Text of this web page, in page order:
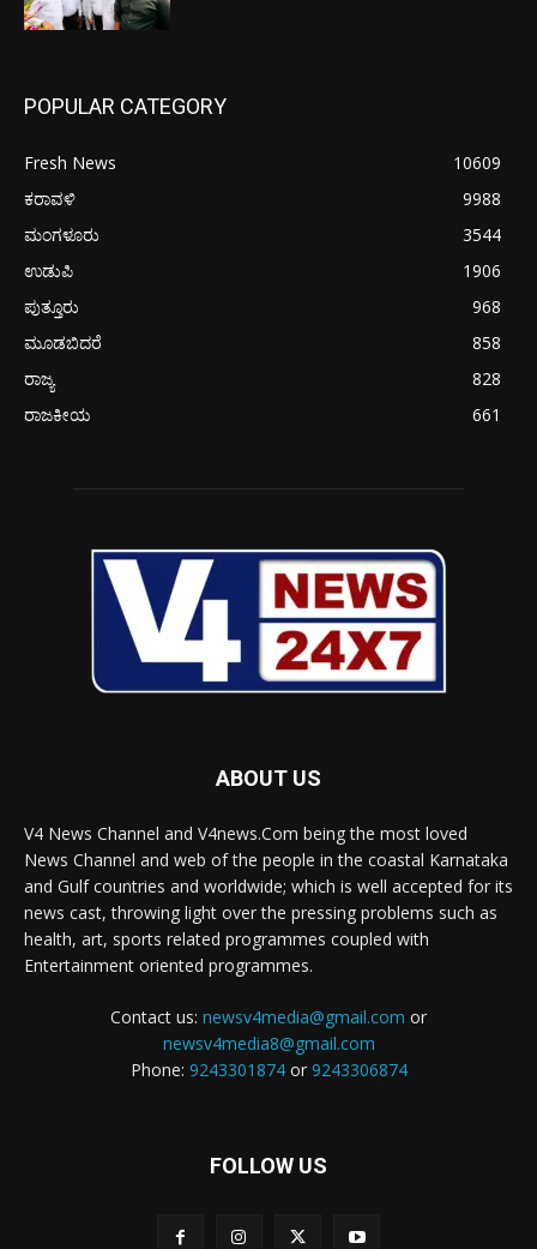
POPULAR CATEGORY
Fresh News
10609
ಕರಾವಳಿ
9988
ಮಂಗಳೂರು
3544
ಉಡುಪಿ
1906
ಪುತ್ತೂರು
968
ಮೂಡಬಿದರೆ
858
ರಾಜ್ಯ
828
ರಾಜಕೀಯ
661
ABOUT US
V4 News Channel and V4news.Com being the most loved
News Channel and web of the people in the coastal Karnataka
and Gulf countries and worldwide; which is well accepted for its
news cast, throwing light over the pressing problems such as
health, art, sports related programmes coupled with
Entertainment oriented programmes.
Contact us: newsv4media@gmail.com or
newsv4media8@gmail.com
Phone: 9243301874or 9243306874
FOLLOW US